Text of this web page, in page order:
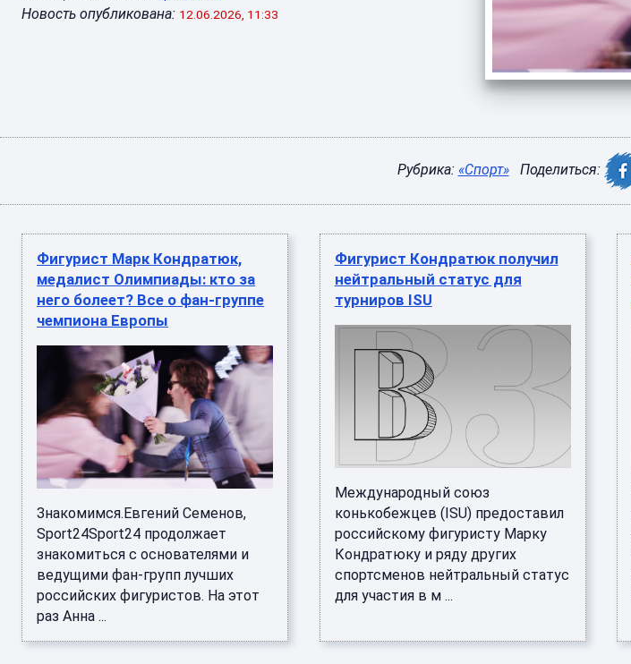
Новость опубликована: 12.06.2026, 11:33
Рубрика: «Спорт» Поделиться:
Фигурист Марк Кондратюк,
медалист Олимпиады: кто за
него болеет? Все о фан-группе
чемпиона Европы
Знакомимся.Евгений Семенов,
Sport24Sport24 продолжает
знакомиться с основателями и
ведущими фан-групп лучших
российских фигуристов. На этот
раз Анна ...
Фигурист Кондратюк получил
нейтральный статус для
турниров ISU
Международный союз
конькобежцев (ISU) предоставил
российскому фигуристу Марку
Кондратюку и ряду других
спортсменов нейтральный статус
для участия в м ...